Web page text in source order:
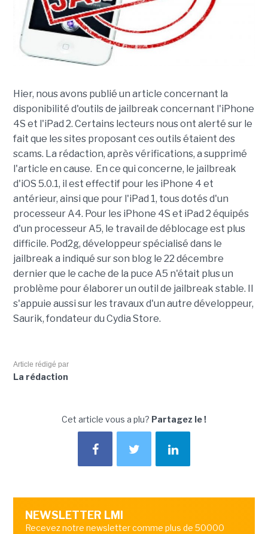
Hier, nous avons publié un article concernant la
disponibilité d'outils de jailbreak concernant l'iPhone
4S et l'iPad 2. Certains lecteurs nous ont alerté sur le
fait que les sites proposant ces outils étaient des
scams. La rédaction, après vérifications, a supprimé
l'article en cause. En ce qui concerne, le jailbreak
d'iOS 5.0.1, il est effectif pour les iPhone 4 et
antérieur, ainsi que pour l'iPad 1, tous dotés d'un
processeur A4. Pour les iPhone 4S et iPad 2 équipés
d'un processeur A5, le travail de déblocage est plus
difficile. Pod2g, développeur spécialisé dans le
jailbreak a indiqué sur son blog le 22 décembre
dernier que le cache de la puce A5 n'était plus un
problème pour élaborer un outil de jailbreak stable. Il
s'appuie aussi sur les travaux d'un autre développeur,
Saurik, fondateur du Cydia Store.
Article rédigé par
La rédaction
Cet article vous a plu? Partagez le !
NEWSLETTER LMI
Recevez notre newsletter comme plus de 50000